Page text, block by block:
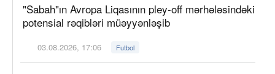
"Sabah"ın Avropa Liqasının pley-off mərhələsindəki
potensial rəqibləri müəyyənləşib
03.08.2026, 17:06 Futbol